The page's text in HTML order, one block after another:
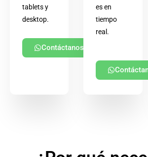
tablets y
desktop.
Contáctanos
es en
tiempo
real.